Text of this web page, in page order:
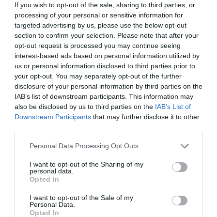
If you wish to opt-out of the sale, sharing to third parties, or
processing of your personal or sensitive information for
targeted advertising by us, please use the below opt-out
section to confirm your selection. Please note that after your
opt-out request is processed you may continue seeing
interest-based ads based on personal information utilized by
us or personal information disclosed to third parties prior to
your opt-out. You may separately opt-out of the further
disclosure of your personal information by third parties on the
IAB’s list of downstream participants. This information may
also be disclosed by us to third parties on the IAB’s List of
Downstream Participants that may further disclose it to other
Personal Data Processing Opt Outs
I want to opt-out of the Sharing of my
personal data.
Opted In
I want to opt-out of the Sale of my
Personal Data.
Opted In
Seminyak w listopadzie i grudniu, kiedy sezon
deszczowy jest w pełni, co może ograniczyć czas
spędzony na zewnątrz i fotografowanie.
Budżet
Podróż do Seminyak niekoniecznie musi być droga.
Można znaleźć zakwaterowanie w różnych
przedziałach cenowych, od luksusowych willi po
przystępne hostele. Lagodny budżet powinien
wynosić około 50-100 dolarów dziennie na
profesjonalnym fotografem, by uwiecznić swoje
niezapomniane chwile podczas wakacji.
Lokalne jedzenie
Seminyak to raj dla smakoszy! Można tu znaleźć
szeroki wybór lokalnych potraw oraz